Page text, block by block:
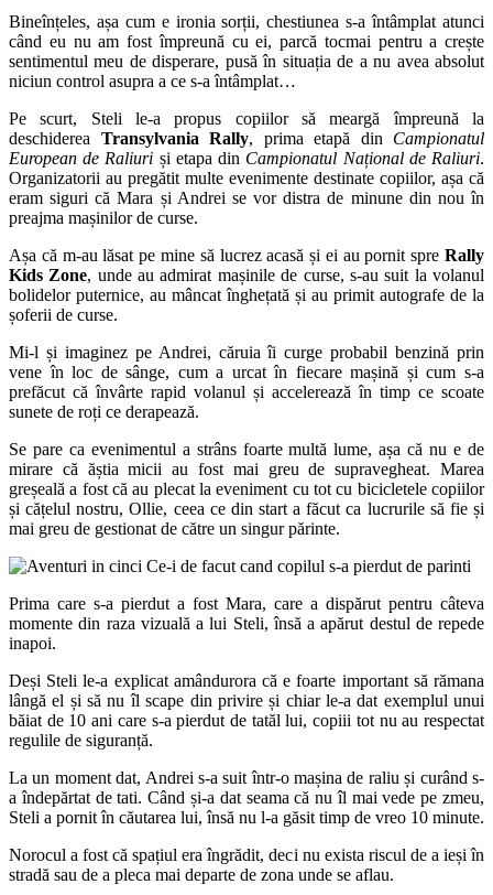
Bineînțeles, așa cum e ironia sorții, chestiunea s-a întâmplat atunci
când eu nu am fost împreună cu ei, parcă tocmai pentru a crește
sentimentul meu de disperare, pusă în situația de a nu avea absolut
niciun control asupra a ce s-a întâmplat…
Pe scurt, Steli le-a propus copiilor să meargă împreună la
deschiderea Transylvania Rally, prima etapă din Campionatul
European de Raliuri și etapa din Campionatul Național de Raliuri.
Organizatorii au pregătit multe evenimente destinate copiilor, așa că
eram siguri că Mara și Andrei se vor distra de minune din nou în
preajma mașinilor de curse.
Așa că m-au lăsat pe mine să lucrez acasă și ei au pornit spre Rally
Kids Zone, unde au admirat mașinile de curse, s-au suit la volanul
bolidelor puternice, au mâncat înghețată și au primit autografe de la
șoferii de curse.
Mi-l și imaginez pe Andrei, căruia îi curge probabil benzină prin
vene în loc de sânge, cum a urcat în fiecare mașină și cum s-a
prefăcut că învârte rapid volanul și accelerează în timp ce scoate
sunete de roți ce derapează.
Se pare ca evenimentul a strâns foarte multă lume, așa că nu e de
mirare că ăștia micii au fost mai greu de supravegheat. Marea
greșeală a fost că au plecat la eveniment cu tot cu bicicletele copiilor
și cățelul nostru, Ollie, ceea ce din start a făcut ca lucrurile să fie și
mai greu de gestionat de către un singur părinte.
Prima care s-a pierdut a fost Mara, care a dispărut pentru câteva
momente din raza vizuală a lui Steli, însă a apărut destul de repede
inapoi.
Deși Steli le-a explicat amândurora că e foarte important să rămana
lângă el și să nu îl scape din privire și chiar le-a dat exemplul unui
băiat de 10 ani care s-a pierdut de tatăl lui, copiii tot nu au respectat
regulile de siguranță.
La un moment dat, Andrei s-a suit într-o mașina de raliu și curând s-
a îndepărtat de tati. Când și-a dat seama că nu îl mai vede pe zmeu,
Steli a pornit în căutarea lui, însă nu l-a găsit timp de vreo 10 minute.
Norocul a fost că spațiul era îngrădit, deci nu exista riscul de a ieși în
stradă sau de a pleca mai departe de zona unde se aflau.